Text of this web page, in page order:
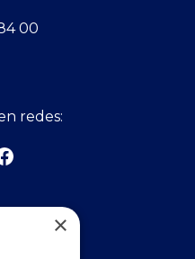
00
redes:
×